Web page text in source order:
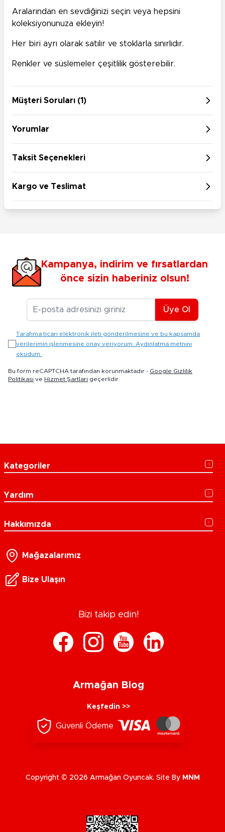
Aralarından en sevdiğinizi seçin veya hepsini
koleksiyonunuza ekleyin!
Her biri ayrı olarak satılır ve stoklarla sınırlıdır.
Renkler ve süslemeler çeşitlilik gösterebilir.
Müşteri Soruları (1)
Yorumlar
Taksit Seçenekleri
Kargo ve Teslimat
Kampanya, indirim ve fırsatlardan
önce sizin haberiniz olsun!
E-posta Adresiniz
Üye Ol
Tarafıma ticari elektronik ileti gönderilmesine ve bu kapsamda
verilerimin işlenmesine onay veriyorum. Aydınlatma metnini
okudum.
Bu form reCAPTCHA tarafından korunmaktadır - Google Gizlilik
Politikası ve Hizmet Şartları geçerlidir.
Kategoriler
Yardım
Hakkımızda
Mağazalarımız
Bize Ulaşın
Bizi takip edin!
Armağan Blog
Keşfedin >>
Güvenli Ödeme
Copyright © 2026 Armağan Oyuncak. Site By MNM